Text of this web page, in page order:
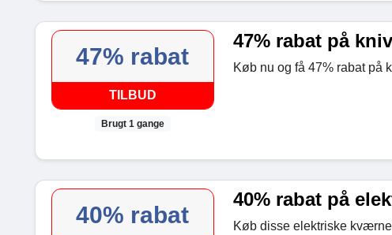
47% rabat
TILBUD
Brugt 1 gange
47% rabat på
Køb nu og få 47% rabat på
40% rabat
40% rabat på
Køb disse elektriske